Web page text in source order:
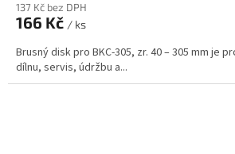
137 Kč bez DPH
166 Kč / ks
Brusný disk pro BKC-305, zr. 40 – 305 mm je
dílnu, servis, údržbu a...